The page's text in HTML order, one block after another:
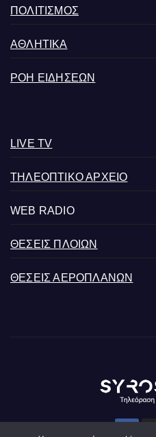
ΠΟΛΙΤΙΣΜΟΣ
ΑΘΛΗΤΙΚΑ
ΡΟΗ ΕΙΔΗΣΕΩΝ
LIVE TV
ΤΗΛΕΟΠΤΙΚΟ ΑΡΧΕΙΟ
WEB RADIO
ΘΕΣΕΙΣ ΠΛΟΙΩΝ
ΘΕΣΕΙΣ ΑΕΡΟΠΛΑΝΩΝ